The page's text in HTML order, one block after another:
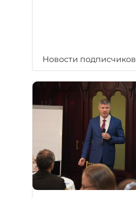
Новости подписчиков